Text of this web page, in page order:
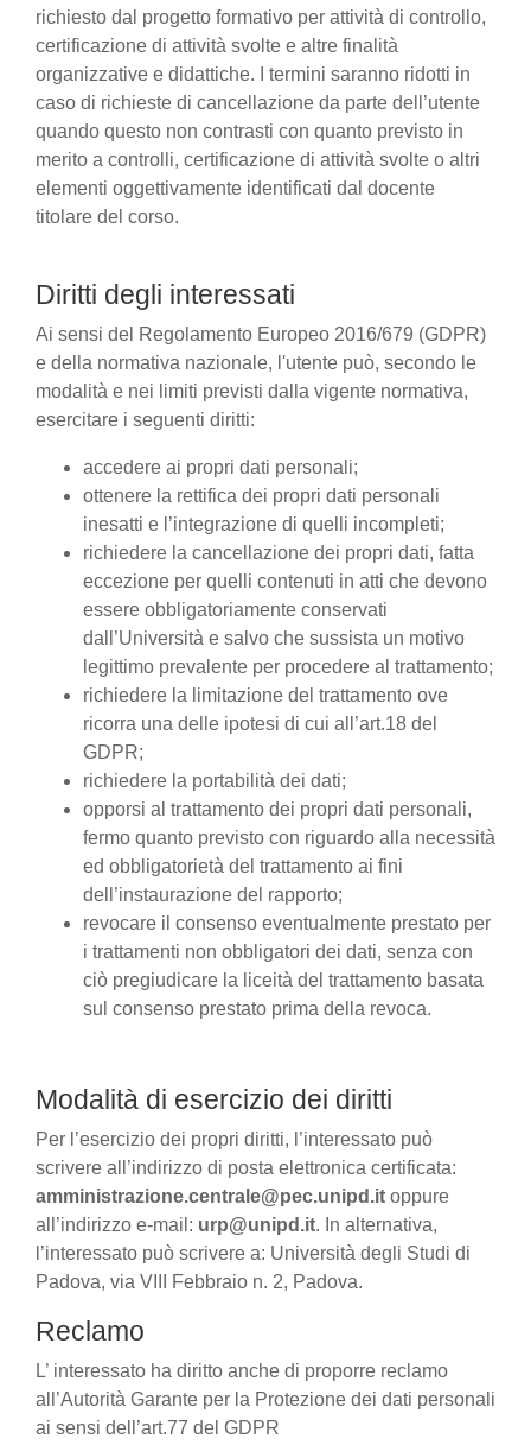
richiesto dal progetto formativo per attività di controllo,
certificazione di attività svolte e altre finalità
organizzative e didattiche. I termini saranno ridotti in
caso di richieste di cancellazione da parte dell’utente
quando questo non contrasti con quanto previsto in
merito a controlli, certificazione di attività svolte o altri
elementi oggettivamente identificati dal docente
titolare del corso.
Diritti degli interessati
Ai sensi del Regolamento Europeo 2016/679 (GDPR)
e della normativa nazionale, l'utente può, secondo le
modalità e nei limiti previsti dalla vigente normativa,
esercitare i seguenti diritti:
accedere ai propri dati personali;
ottenere la rettifica dei propri dati personali
inesatti e l’integrazione di quelli incompleti;
richiedere la cancellazione dei propri dati, fatta
eccezione per quelli contenuti in atti che devono
essere obbligatoriamente conservati
dall’Università e salvo che sussista un motivo
legittimo prevalente per procedere al trattamento;
richiedere la limitazione del trattamento ove
ricorra una delle ipotesi di cui all’art.18 del
GDPR;
richiedere la portabilità dei dati;
opporsi al trattamento dei propri dati personali,
fermo quanto previsto con riguardo alla necessità
ed obbligatorietà del trattamento ai fini
dell’instaurazione del rapporto;
revocare il consenso eventualmente prestato per
i trattamenti non obbligatori dei dati, senza con
ciò pregiudicare la liceità del trattamento basata
sul consenso prestato prima della revoca.
Modalità di esercizio dei diritti
Per l’esercizio dei propri diritti, l’interessato può
scrivere all’indirizzo di posta elettronica certificata:
amministrazione.centrale@pec.unipd.it oppure
all’indirizzo e-mail: urp@unipd.it. In alternativa,
l’interessato può scrivere a: Università degli Studi di
Padova, via VIII Febbraio n. 2, Padova.
Reclamo
L’ interessato ha diritto anche di proporre reclamo
all’Autorità Garante per la Protezione dei dati personali
ai sensi dell’art.77 del GDPR